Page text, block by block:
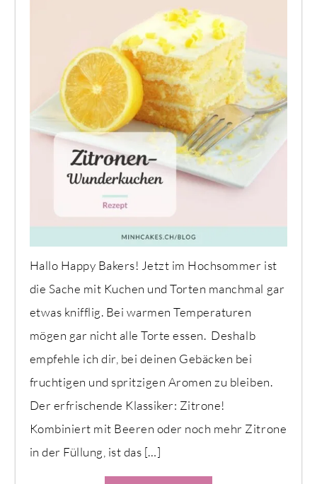
Hallo Happy Bakers! Jetzt im Hochsommer ist
die Sache mit Kuchen und Torten manchmal gar
etwas knifflig. Bei warmen Temperaturen
mögen gar nicht alle Torte essen. Deshalb
empfehle ich dir, bei deinen Gebäcken bei
fruchtigen und spritzigen Aromen zu bleiben.
Der erfrischende Klassiker: Zitrone!
Kombiniert mit Beeren oder noch mehr Zitrone
in der Füllung, ist das […]